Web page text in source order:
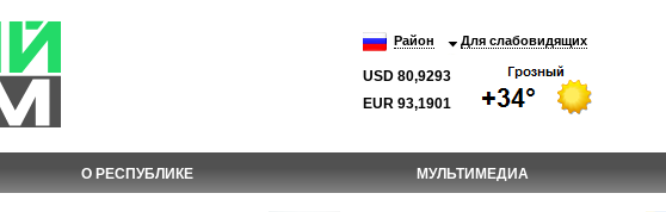
Район Для слабовидящих
USD 80,9293
EUR 93,1901
О РЕСПУБЛИКЕ МУЛЬТИМЕДИА